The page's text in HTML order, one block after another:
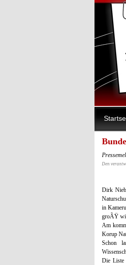
Den
Dirk
in
groÃŸ
Am
Korup
Schon
Die Liste